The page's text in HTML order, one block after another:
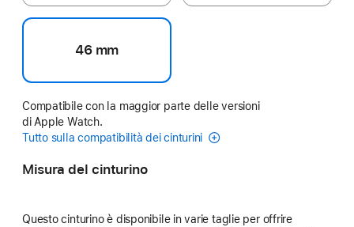
46 mm
Compatibile con la maggior parte delle versioni
di Apple Watch.
Tutto sulla compatibilità dei cinturini
Misura del cinturino
Questo cinturino è disponibile in varie taglie per offrire